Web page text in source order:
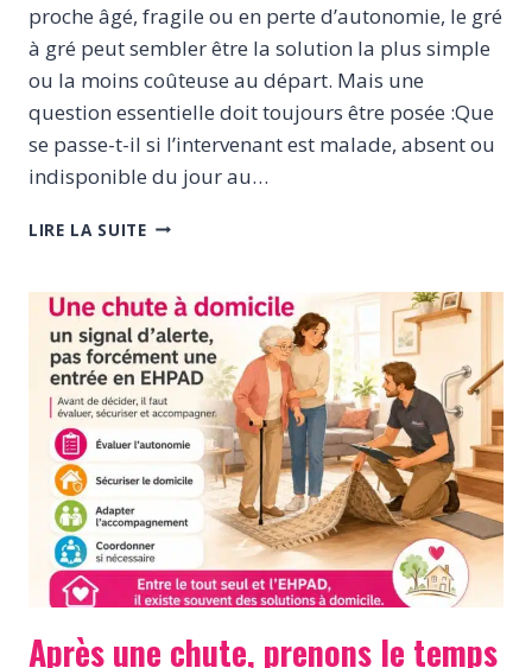
proche âgé, fragile ou en perte d’autonomie, le gré
à gré peut sembler être la solution la plus simple
ou la moins coûteuse au départ. Mais une
question essentielle doit toujours être posée :Que
se passe-t-il si l’intervenant est malade, absent ou
indisponible du jour au…
LIRE LA SUITEGRÉ
OU
SERVICE
PRESTATAIRE
:
QUI
ASSURE
LA
CONTINUITÉ
QUAND
IL
Y
A
UN
?
Après une chute, prenons le temps